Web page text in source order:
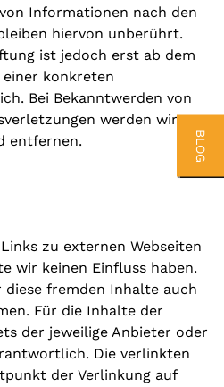
BLOG
Informationen nach den
hiervon unberührt.
ist jedoch erst ab dem
konkreten
Bei Bekanntwerden von
werden wir
entfernen.
zu externen Webseiten
wir keinen Einfluss haben.
fremden Inhalte auch
Für die Inhalte der
der jeweilige Anbieter oder
Die verlinkten
der Verlinkung auf